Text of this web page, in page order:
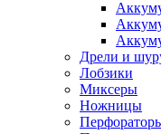
Дрели и
Лобзики
Миксеры
Ножницы